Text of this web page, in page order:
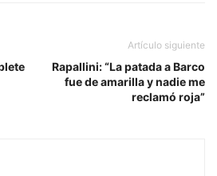
Artículo siguiente
Rapallini: “La patada a Barco
fue de amarilla y nadie me
reclamó roja”